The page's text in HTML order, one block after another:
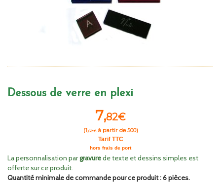
Dessous de verre en plexi
7,82€
(1,68€à partir de 500)
Tarif TTC
hors frais de port
La personnalisation pargravurede texte et dessins simples est
offerte sur ce produit.
Quantité minimale de commande pour ce produit : 6 pièces.